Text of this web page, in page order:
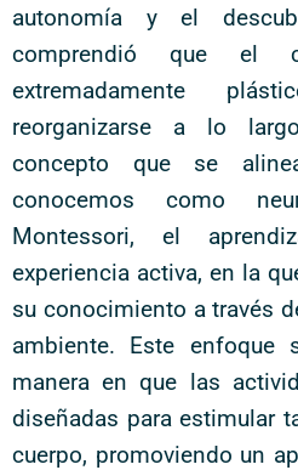
autonomía y el
comprendió que el
extremadamente
reorganizarse a lo
concepto que se
conocemos como
Montessori, el
experiencia activa, en la
su conocimiento a través
ambiente. Este
manera en que las
diseñadas para estimular
cuerpo, promoviendo un